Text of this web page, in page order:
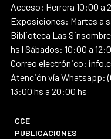
Acceso: Herrera 10:00 a
Exposiciones: Martes a
Biblioteca Las
hs | Sábados: 10:00 a
Correo electrónico:
Atención vía Whatsapp:
13:00 hs a 20:00 hs
CCE
PUBLICACIONES